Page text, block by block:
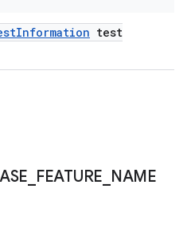
Information test
FEATURE NAME